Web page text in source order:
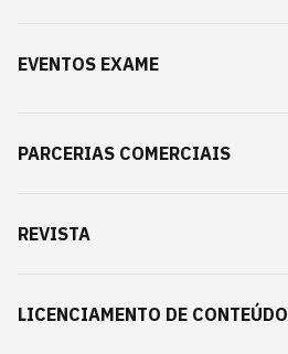
EVENTOS EXAME
PARCERIAS COMERCIAIS
REVISTA
LICENCIAMENTO DE CONTEÚDO